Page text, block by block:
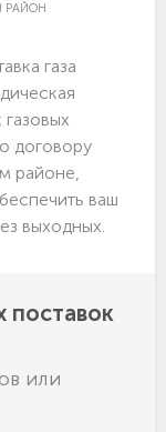
РАЙОН
газа
договору
районе,
ваш
выходных.
поставок
или